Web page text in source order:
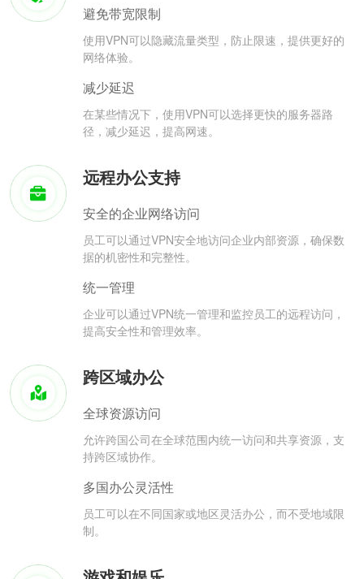
避免带宽限制
使用VPN可以隐藏流量类型，防止限速，提供更好的
网络体验。
减少延迟
在某些情况下，使用VPN可以选择更快的服务器路
径，减少延迟，提高网速。
远程办公支持
安全的企业网络访问
员工可以通过VPN安全地访问企业内部资源，确保数
据的机密性和完整性。
统一管理
企业可以通过VPN统一管理和监控员工的远程访问，
提高安全性和管理效率。
跨区域办公
全球资源访问
允许跨国公司在全球范围内统一访问和共享资源，支
持跨区域协作。
多国办公灵活性
员工可以在不同国家或地区灵活办公，而不受地域限
制。